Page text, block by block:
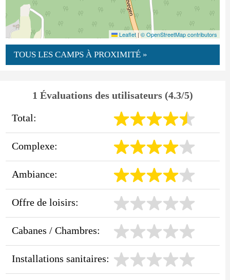
Leaflet |© OpenStreetMap contributors
TOUS LES CAMPS À PROXIMITÉ »
1 Évaluations des utilisateurs (4.3/5)
Total:
Complexe:
Ambiance:
Offre de loisirs:
Cabanes / Chambres:
Installations sanitaires: